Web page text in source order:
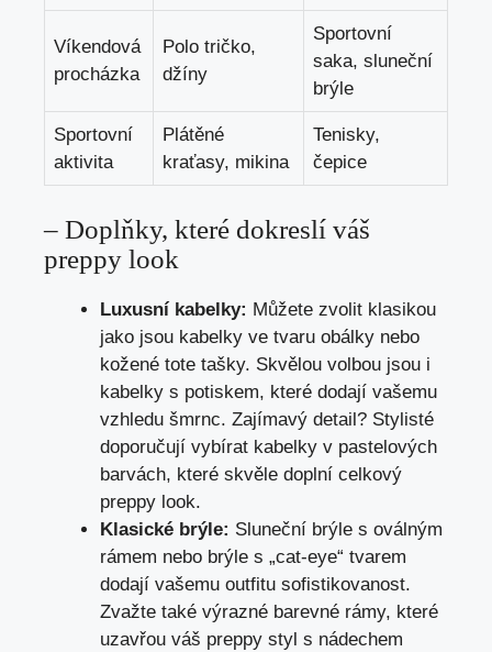
Víkendová
procházka
Polo tričko,
džíny
Sportovní
saka, ‍sluneční
brýle
Sportovní
aktivita
Plátěné
kraťasy, mikina
Tenisky,
čepice
– Doplňky, které dokreslí váš
preppy look
Luxusní kabelky: ⁢Můžete zvolit klasikou
‌jako jsou kabelky ve tvaru obálky nebo‌
kožené tote tašky.⁤ Skvělou ​volbou jsou‌ i‌
kabelky s potiskem, které dodají vašemu
vzhledu⁣ šmrnc. Zajímavý detail? Stylisté
⁣doporučují⁣ vybírat ‌kabelky ⁢v pastelových
barvách, které skvěle doplní celkový
preppy look.
Klasické ⁣brýle: Sluneční brýle s oválným
⁢rámem nebo brýle s „cat-eye“ tvarem
dodají vašemu outfitu sofistikovanost.
Zvažte také výrazné barevné rámy, které
uzavřou váš⁢ preppy styl s​ nádechem